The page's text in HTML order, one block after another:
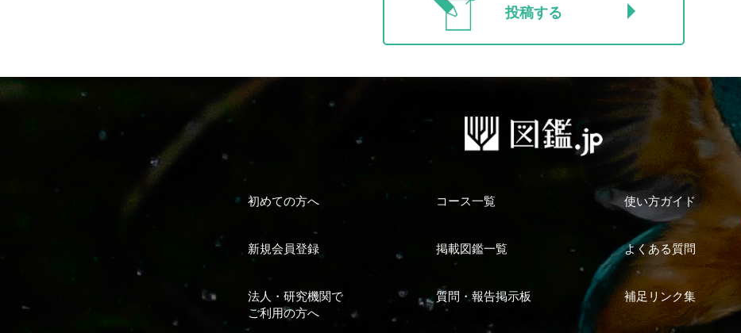
投稿する
初めての方へ コース一覧 使い方ガイド
新規会員登録 掲載図鑑一覧 よくある質問
法人・研究機関で
ご利用の方へ
質問・報告掲示板 補足リンク集